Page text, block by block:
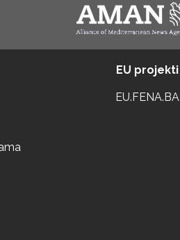
EU projekti
EU.FENA.BA